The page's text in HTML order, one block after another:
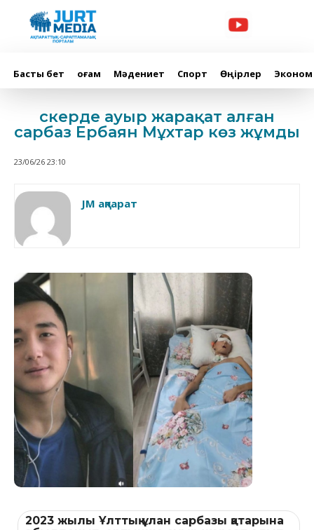
Басты бет Қоғам Мәдениет Спорт Өңірлер
Әскерде ауыр жарақат алған
сарбаз Ербаян Мұхтар көз жұмды
23/06/26 23:10
JM ақпарат
2023 жылы Ұлттық ұлан сарбазы қатарына